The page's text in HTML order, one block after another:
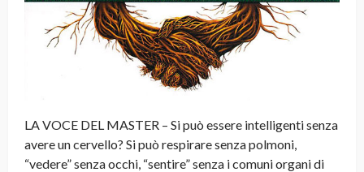
LA VOCE DEL MASTER – Si può essere intelligenti senza
avere un cervello? Si può respirare senza polmoni,
“vedere” senza occhi, “sentire” senza i comuni organi di